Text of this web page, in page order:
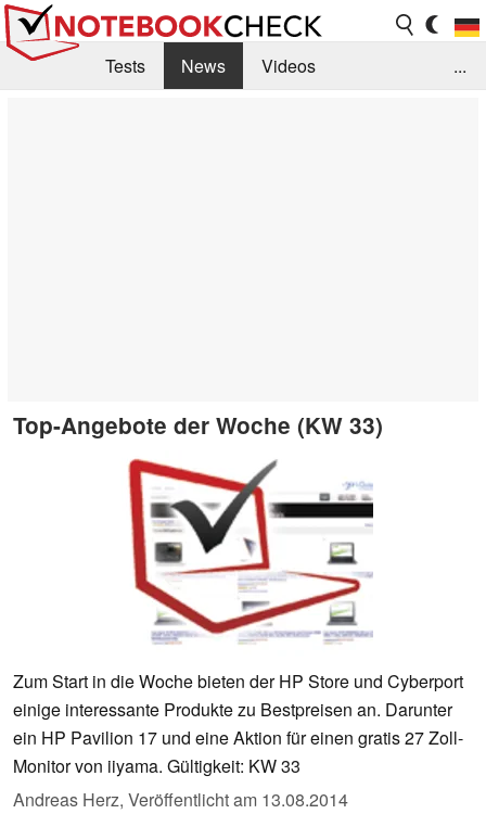
Tests News
Videos
...
Top-Angebote der Woche (KW 33)
Zum Start in die Woche bieten der HP Store und Cyberport
einige interessante Produkte zu Bestpreisen an. Darunter
ein HP Pavilion 17 und eine Aktion für einen gratis 27 Zoll-
Monitor von iiyama. Gültigkeit: KW 33
Andreas Herz, Veröffentlicht am 13.08.2014